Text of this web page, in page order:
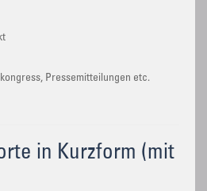
Pressemitteilungen etc.
in Kurzform (mit